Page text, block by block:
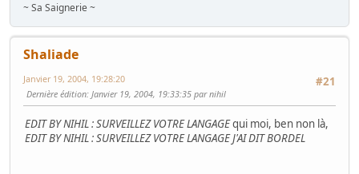
~ Sa Saignerie ~
Shaliade
#21
Janvier 19, 2004, 19:28:20
Dernière édition: Janvier 19, 2004, 19:33:35 par nihil
EDIT BY NIHIL : SURVEILLEZ VOTRE LANGAGEqui moi, ben non là,
EDIT BY NIHIL : SURVEILLEZ VOTRE LANGAGE J'AI DIT BORDEL